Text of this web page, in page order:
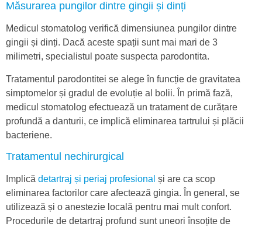
Măsurarea pungilor dintre gingii și dinți
Medicul stomatolog verifică dimensiunea pungilor dintre
gingii și dinți. Dacă aceste spații sunt mai mari de 3
milimetri, specialistul poate suspecta parodontita.
Tratamentul parodontitei se alege în funcție de gravitatea
simptomelor și gradul de evoluție al bolii. În primă fază,
medicul stomatolog efectuează un tratament de curățare
profundă a danturii, ce implică eliminarea tartrului și plăcii
bacteriene.
Tratamentul nechirurgical
Implică detartraj și periaj profesional și are ca scop
eliminarea factorilor care afectează gingia. În general, se
utilizează și o anestezie locală pentru mai mult confort.
Procedurile de detartraj profund sunt uneori însoțite de